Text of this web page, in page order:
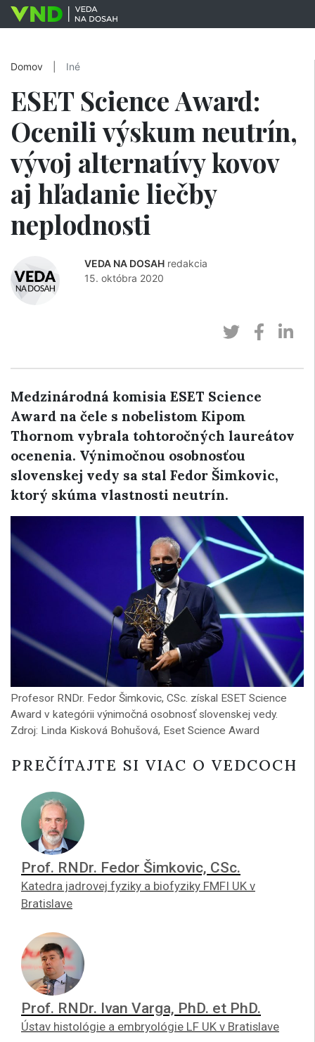
Domov Iné
ESET Science Award:
Ocenili výskum neutrín,
vývoj alternatívy kovov
aj hľadanie liečby
neplodnosti
VEDA NA DOSAH redakcia
15. októbra 2020
Medzinárodná komisia ESET Science
Award na čele s nobelistom Kipom
Thornom vybrala tohtoročných laureátov
ocenenia. Výnimočnou osobnosťou
slovenskej vedy sa stal Fedor Šimkovic,
ktorý skúma vlastnosti neutrín.
Profesor RNDr. Fedor Šimkovic, CSc. získal ESET Science
Award v kategórii výnimočná osobnosť slovenskej vedy.
Zdroj: Linda Kisková Bohušová, Eset Science Award
PREČÍTAJTE SI VIAC O VEDCOCH
Prof. RNDr. Fedor Šimkovic, CSc.
Katedra jadrovej fyziky a biofyziky FMFI UK v
Bratislave
Prof. RNDr. Ivan Varga, PhD. et PhD.
Ústav histológie a embryológie LF UK v Bratislave